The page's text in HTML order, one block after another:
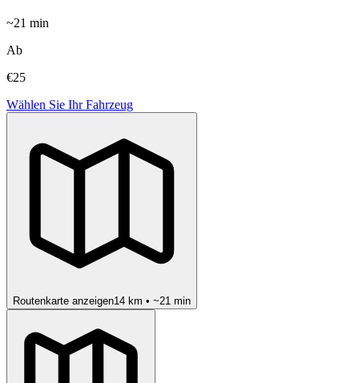
~21 min
Ab
€25
Wählen Sie Ihr Fahrzeug
Routenkarte anzeigen14 km • ~21 min